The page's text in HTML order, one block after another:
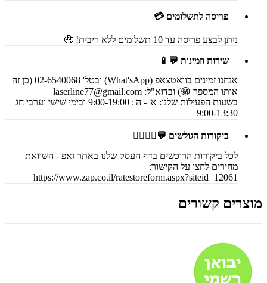
פריסה לתשלומים 💳
ניתן לבצע פריסה עד 10 תשלומים ללא ריבית! 🤑
שירות וזמינות 💬📱
אנחנו זמינים בוואטצאפ (What'sApp) ובטל' 02-6540068 (כן זה
אותו המספר 😁) ובדוא"ל: laserline77@gmail.com
בשעות הפעילות שלנו: א' - ה': 9:00-19:00 ובימי שישי וערבי חג
9:00-13:30
ביקורות הגולשים 💬🙋‍♀️🙋‍♂️
לכל ביקורות הרוכשים בדף העסק שלנו באתר זאפ - השוואת
מחירים לחצו על הקישור:
https://www.zap.co.il/ratestoreform.aspx?siteid=12061
מוצרים קשורים